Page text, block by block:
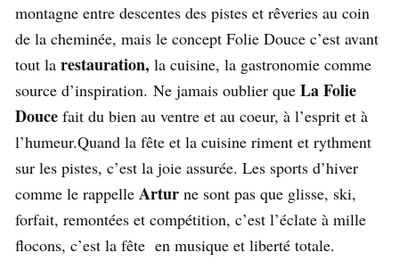
montagne entre descentes des pistes et rêveries au coin
de la cheminée, mais le concept Folie Douce c’est avant
tout la restauration, la cuisine, la gastronomie comme
source d’inspiration. Ne jamais oublier que La Folie
Douce fait du bien au ventre et au coeur, à l’esprit et à
l’humeur.Quand la fête et la cuisine riment et rythment
sur les pistes, c’est la joie assurée. Les sports d’hiver
comme le rappelle Artur ne sont pas que glisse, ski,
forfait, remontées et compétition, c’est l’éclate à mille
flocons, c’est la fête en musique et liberté totale.